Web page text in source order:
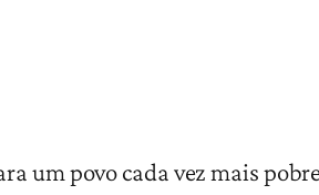
um povo cada vez mais